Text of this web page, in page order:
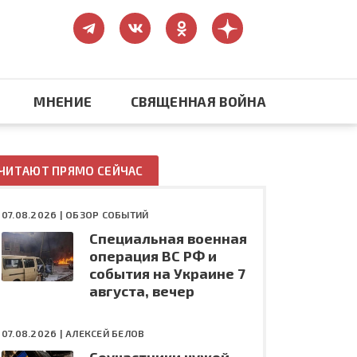
Конфликт на Украине
МНЕНИЕ СВЯЩЕННАЯ ВОЙНА
ПРЯМО СЕЙЧАС
07.08.2026 | ОБЗОР СОБЫТИЙ
Специальная военная
операция ВС РФ и
события на Украине 7
августа, вечер
07.08.2026 |АЛЕКСЕЙ БЕЛОВ